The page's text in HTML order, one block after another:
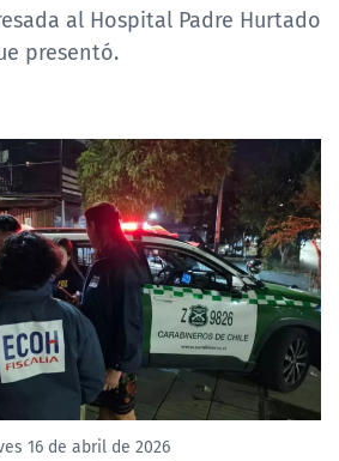
al Hospital Padre Hurtado
presentó.
16 de abril de 2026